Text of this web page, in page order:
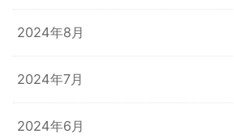
2024年8月
2024年7月
2024年6月